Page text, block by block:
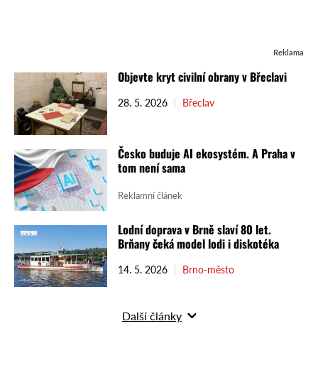
Reklama
Objevte kryt civilní obrany v Břeclavi
28. 5. 2026 Břeclav
Česko buduje AI ekosystém. A Praha v
tom není sama
Reklamní článek
Lodní doprava v Brně slaví 80 let.
Brňany čeká model lodi i diskotéka
14. 5. 2026 Brno-město
Další články